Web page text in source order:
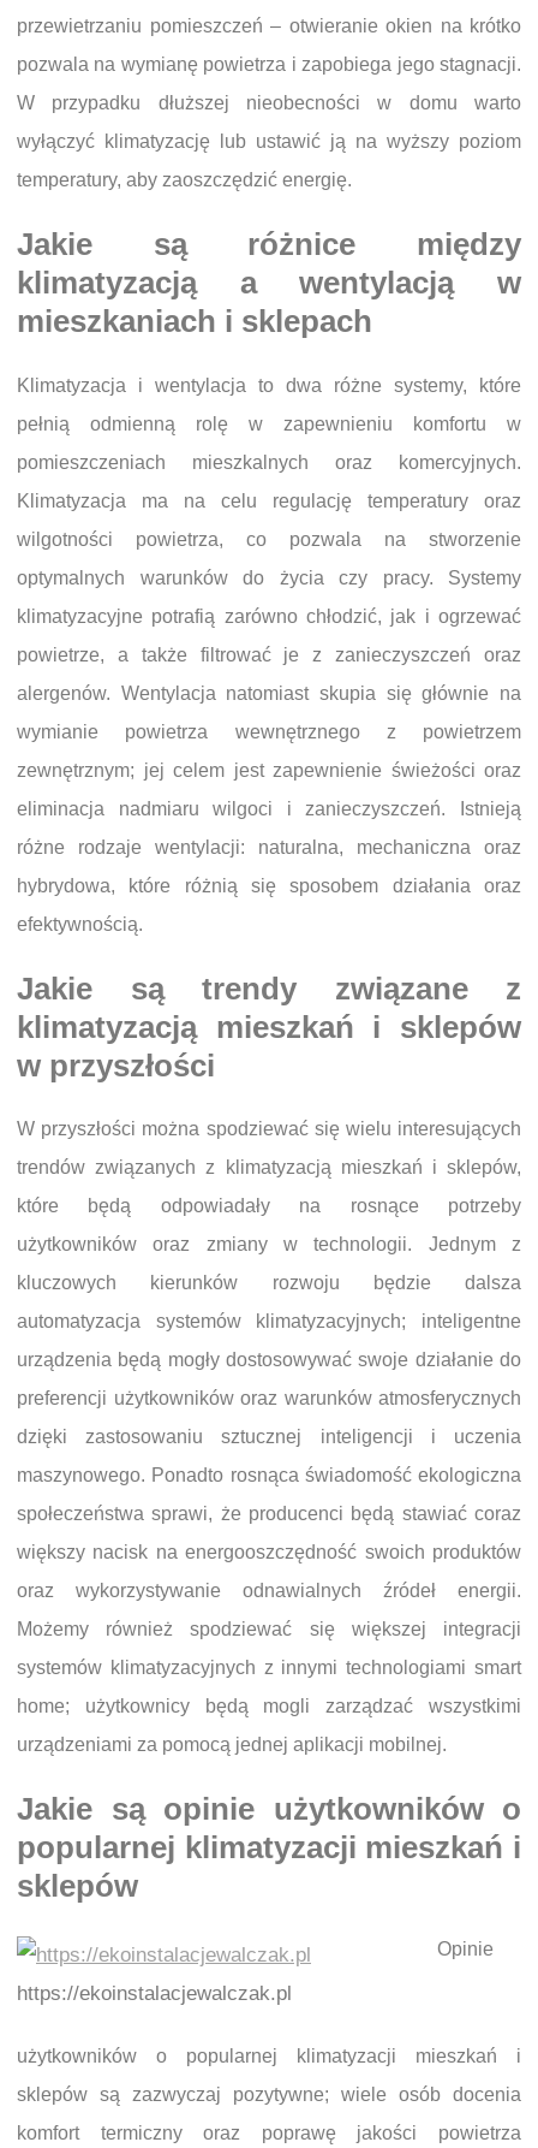
przewietrzaniu pomieszczeń – otwieranie okien na krótko
pozwala na wymianę powietrza i zapobiega jego stagnacji.
W przypadku dłuższej nieobecności w domu warto
wyłączyć klimatyzację lub ustawić ją na wyższy poziom
temperatury, aby zaoszczędzić energię.
Jakie są różnice między
klimatyzacją a wentylacją w
mieszkaniach i sklepach
Klimatyzacja i wentylacja to dwa różne systemy, które
pełnią odmienną rolę w zapewnieniu komfortu w
pomieszczeniach mieszkalnych oraz komercyjnych.
Klimatyzacja ma na celu regulację temperatury oraz
wilgotności powietrza, co pozwala na stworzenie
optymalnych warunków do życia czy pracy. Systemy
klimatyzacyjne potrafią zarówno chłodzić, jak i ogrzewać
powietrze, a także filtrować je z zanieczyszczeń oraz
alergenów. Wentylacja natomiast skupia się głównie na
wymianie powietrza wewnętrznego z powietrzem
zewnętrznym; jej celem jest zapewnienie świeżości oraz
eliminacja nadmiaru wilgoci i zanieczyszczeń. Istnieją
różne rodzaje wentylacji: naturalna, mechaniczna oraz
hybrydowa, które różnią się sposobem działania oraz
efektywnością.
Jakie są trendy związane z
klimatyzacją mieszkań i sklepów
w przyszłości
W przyszłości można spodziewać się wielu interesujących
trendów związanych z klimatyzacją mieszkań i sklepów,
które będą odpowiadały na rosnące potrzeby
użytkowników oraz zmiany w technologii. Jednym z
kluczowych kierunków rozwoju będzie dalsza
automatyzacja systemów klimatyzacyjnych; inteligentne
urządzenia będą mogły dostosowywać swoje działanie do
preferencji użytkowników oraz warunków atmosferycznych
dzięki zastosowaniu sztucznej inteligencji i uczenia
maszynowego. Ponadto rosnąca świadomość ekologiczna
społeczeństwa sprawi, że producenci będą stawiać coraz
większy nacisk na energooszczędność swoich produktów
oraz wykorzystywanie odnawialnych źródeł energii.
Możemy również spodziewać się większej integracji
systemów klimatyzacyjnych z innymi technologiami smart
home; użytkownicy będą mogli zarządzać wszystkimi
urządzeniami za pomocą jednej aplikacji mobilnej.
Jakie są opinie użytkowników o
popularnej klimatyzacji mieszkań i
sklepów
https://ekoinstalacjewalczak.pl
Opinie
użytkowników o popularnej klimatyzacji mieszkań i
sklepów są zazwyczaj pozytywne; wiele osób docenia
komfort termiczny oraz poprawę jakości powietrza